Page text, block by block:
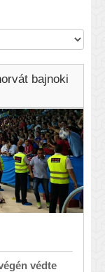
bajnoki
védte